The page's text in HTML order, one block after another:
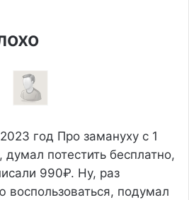
год Про замануху с 1
потестить бесплатно,
990₽. Ну, раз
воспользоваться, подумал